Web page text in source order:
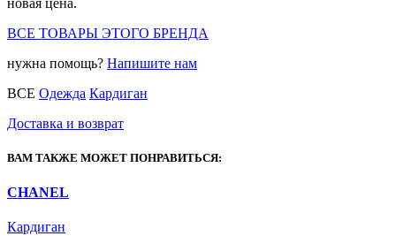
ВСЕ ТОВАРЫ ЭТОГО БРЕНДА
нужна помощь? Напишите нам
ВСЕ Одежда Кардиган
Доставка и возврат
ВАМ ТАКЖЕ МОЖЕТ ПОНРАВИТЬСЯ:
CHANEL
Кардиган